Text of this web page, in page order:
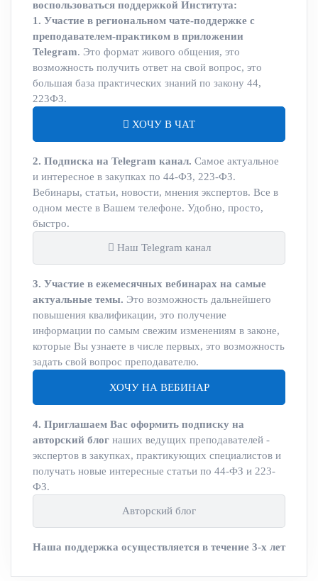
воспользоваться поддержкой Института:
1. Участие в региональном чате-поддержке с
преподавателем-практиком в приложении
Telegram. Это формат живого общения, это
возможность получить ответ на свой вопрос, это
большая база практических знаний по закону 44,
223ФЗ.
ХОЧУ В ЧАТ
2. Подписка на Telegram канал. Самое актуальное
и интересное в закупках по 44-ФЗ, 223-ФЗ.
Вебинары, статьи, новости, мнения экспертов. Все в
одном месте в Вашем телефоне. Удобно, просто,
быстро.
Наш Telegram канал
3. Участие в ежемесячных вебинарах на самые
актуальные темы. Это возможность дальнейшего
повышения квалификации, это получение
информации по самым свежим изменениям в законе,
которые Вы узнаете в числе первых, это возможность
задать свой вопрос преподавателю.
ХОЧУ НА ВЕБИНАР
4. Приглашаем Вас оформить подписку на
авторский блог наших ведущих преподавателей -
экспертов в закупках, практикующих специалистов и
получать новые интересные статьи по 44-ФЗ и 223-
ФЗ.
Авторский блог
Наша поддержка осуществляется в течение 3-х лет